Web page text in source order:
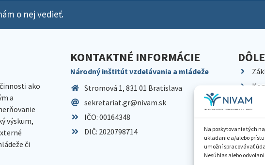
Na poskytovanie tých
ukladanie a/alebo
umožní spracovávať
Nesúhlas alebo
o nej vedieť.
ako
a
výskum,
či
KONTAKTNÉ INFORMÁCIE
Národný inštitút vzdelávania a mládeže
Stromová 1, 831 01 Bratislava
sekretariat.gr@nivam.sk
IČO: 00164348
DIČ: 2020798714